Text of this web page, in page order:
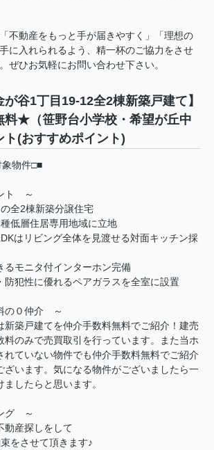
不動産をもっと手が届きやすく」「理想の
に入れられるよう、精一杯のご協力をさせ
ぜひお気軽にお問い合わせ下さい。
が谷1丁目19-12全2棟新築戸建て】
★（笹野台小学校・希望が丘中
ト(おすすめポイント)
象物件□■
ト ～
全2棟新築分譲住宅
低層住居専用地域に立地
はリビング全体を見渡せる対面キッチン採
モニタ付インターホン完備
犯性に優れるペアガラスを全室に設置
の０仲介 ～
新築戸建てを仲介手数料無料でご紹介！建売
料のみで売買取引を行っています。また当ホ
れていない物件でも仲介手数料無料でご紹介
ざいます。気になる物件がございましたら一
したらと思います。
グ ～
動産探しをして
をさせて頂きます♪